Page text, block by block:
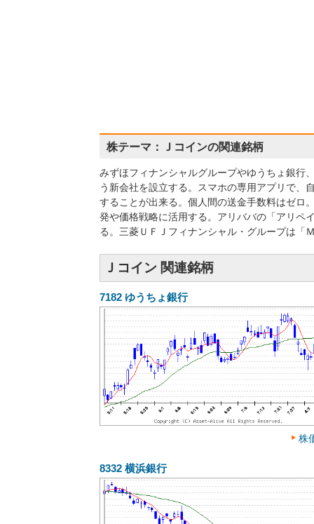
株テーマ：Ｊコインの関連銘柄
みずほフィナンシャルグループやゆうちょ銀行
う新会社を設立する。スマホの専用アプリで、
することが出来る。個人間の送金手数料はゼロ
発や価格戦略に活用する。アリババの「アリペ
る。三菱ＵＦＪフィナンシャル・グループは「
Ｊコイン 関連銘柄
7182 ゆうちょ銀行
株
8332 横浜銀行